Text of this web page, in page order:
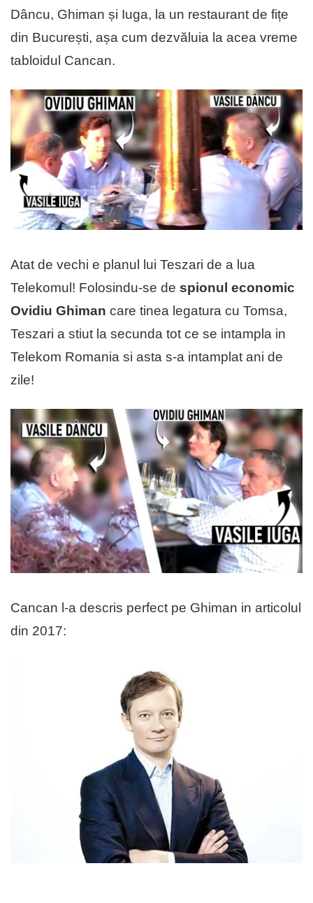
Dâncu, Ghiman și Iuga, la un restaurant de fițe
din București, așa cum dezvăluia la acea vreme
tabloidul Cancan.
Atat de vechi e planul lui Teszari de a lua
Telekomul! Folosindu-se de spionul economic
Ovidiu Ghiman care tinea legatura cu Tomsa,
Teszari a stiut la secunda tot ce se intampla in
Telekom Romania si asta s-a intamplat ani de
zile!
Cancan l-a descris perfect pe Ghiman in articolul
din 2017: